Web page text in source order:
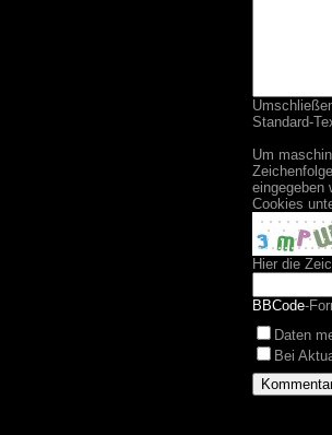
Standard-
Um
eingegeben
Cookies
Hier die
BBCode-
Daten
Bei